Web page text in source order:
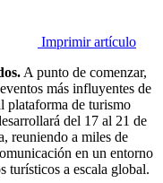
Imprimir artículo
A punto de comenzar,
más influyentes de
plataforma de turismo
del 17 al 21 de
reuniendo a miles de
en un entorno
turísticos a escala global.